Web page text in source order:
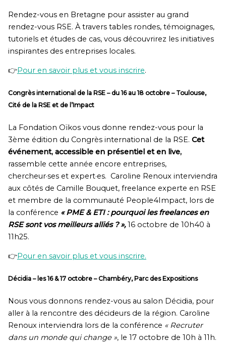
Rendez-vous en Bretagne pour assister au grand
rendez-vous RSE. À travers tables rondes, témoignages,
tutoriels et études de cas, vous découvrirez les initiatives
inspirantes des entreprises locales.
👉Pour en savoir plus et vous inscrire.
Congrès international de la RSE–du 16 au 18 octobre – Toulouse,
Cité de la RSE et de l’Impact
La Fondation Oïkos vous donne rendez-vous pour la
3ème édition du Congrès international de la RSE. Cet
événement, accessible en présentiel et en live,
rassemble cette année encore entreprises,
chercheur·ses et expert·es. Caroline Renoux interviendra
aux côtés de Camille Bouquet, freelance experte en RSE
et membre de la communauté People4Impact, lors de
la conférence « PME & ETI : pourquoi les freelances en
RSE sont vos meilleurs alliés ? »,16 octobre de 10h40 à
11h25.
👉Pour en savoir plus et vous inscrire.
Décidia– les 16 & 17 octobre –Chambéry, Parc des Expositions
Nous vous donnons rendez-vous au salon Décidia, pour
aller à la rencontre des décideurs de la région. Caroline
Renoux interviendra lors de la conférence « Recruter
dans un monde qui change », le 17 octobre de 10h à 11h.